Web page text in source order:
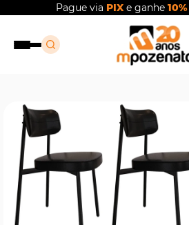
Pague via PIXe ganhe